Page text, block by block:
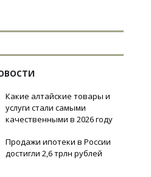
Какие алтайские товары и
услуги стали самыми
качественными в 2026 году
Продажи ипотеки в России
достигли 2,6 трлн рублей